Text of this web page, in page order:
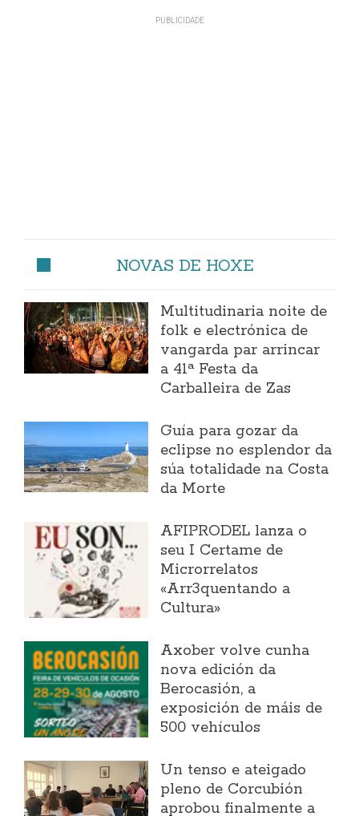
NOVAS DE HOXE
Multitudinaria noite de
folk e electrónica de
vangarda par arrincar
a 41ª Festa da
Carballeira de Zas
Guía para gozar da
eclipse no esplendor da
súa totalidade na Costa
da Morte
AFIPRODEL lanza o
seu I Certame de
Microrrelatos
«Arr3quentando a
Cultura»
Axober volve cunha
nova edición da
Berocasión, a
exposición de máis de
500 vehículos
Un tenso e ateigado
pleno de Corcubión
aprobou finalmente a